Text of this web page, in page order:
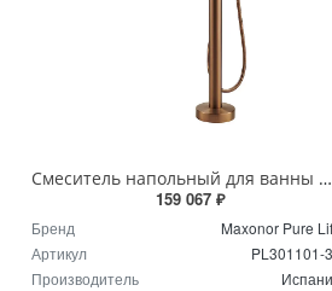
Смеситель напольный для ванны Maxonor Pure Life WONDERFUL PL301101-36 бронза матовая
159 067 ₽
Бренд
Maxonor Pure
Артикул
PL301101-
Производитель